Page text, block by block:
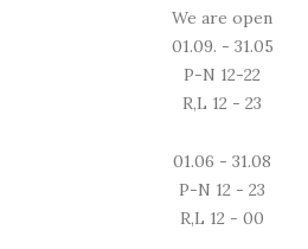
We are open
01.09. - 31.05
P-N 12-22
R,L 12 - 23
01.06 - 31.08
P-N 12 - 23
R,L 12 - 00